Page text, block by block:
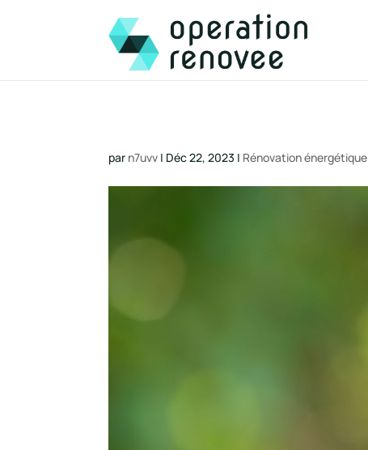
par n7uvv | Déc 22, 2023 | Rénovation énergétique